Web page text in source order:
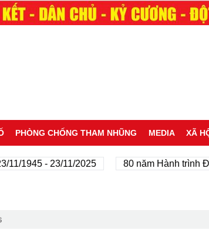
PHÒNG CHỐNG THAM NHŨNG MEDIA XÃ
1945 - 23/11/2025 80 năm Hành trình Độc